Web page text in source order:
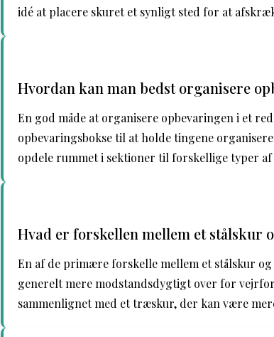
idé at placere skuret et synligt sted for at
Hvordan kan man bedst organisere
En god måde at organisere opbevaringen i et
opbevaringsbokse til at holde tingene
opdele rummet i sektioner til forskellige typer
Hvad er forskellen mellem et stålskur
En af de primære forskelle mellem et stålskur
generelt mere modstandsdygtigt over for
sammenlignet med et træskur, der kan være